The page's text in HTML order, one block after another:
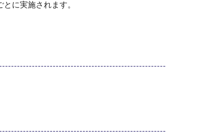
に実施されます。